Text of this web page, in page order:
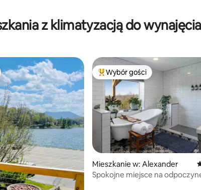
z klimatyzacją do wynajęcia
640
z kategorii Wybór gości Najpopularniejsze z kategorii
Wybór gości
Mieszkanie w: Alexander
Spokojne miejsce na